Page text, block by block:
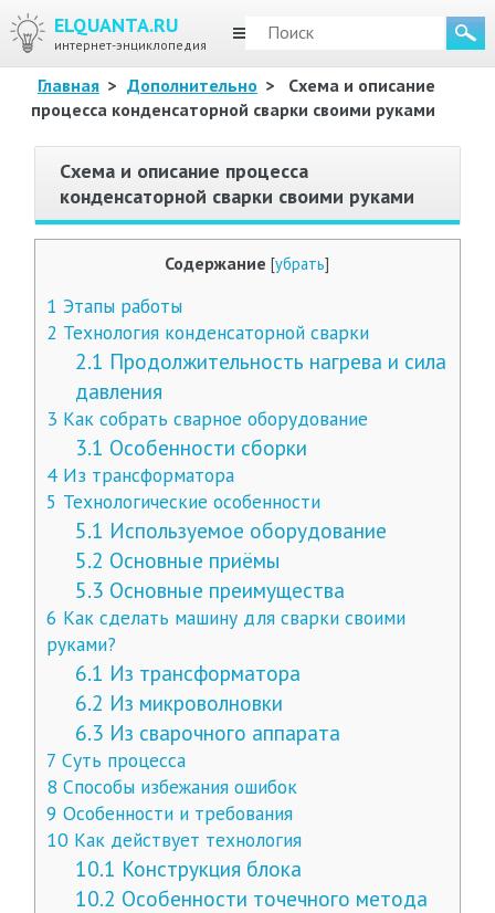
ELQUANTA.RU
интернет-энциклопедия
МЕНЮ
Главная > Дополнительно >
Схема и описание
процесса конденсаторной сварки своими руками
Схема и описание процесса
конденсаторной сварки своими руками
Содержание [убрать]
1 Этапы работы
2 Технология конденсаторной сварки
2.1 Продолжительность нагрева и сила
давления
3 Как собрать сварное оборудование
3.1 Особенности сборки
4Из трансформатора
5 Технологические особенности
5.1 Используемое оборудование
5.2 Основные приёмы
5.3 Основные преимущества
6 Как сделать машину для сварки своими
руками?
6.1 Из трансформатора
6.2 Из микроволновки
6.3 Из сварочного аппарата
7 Суть процесса
8 Способы избежания ошибок
9 Особенности и требования
10Как действует технология
10.1 Конструкция блока
10.2 Особенности точечного метода